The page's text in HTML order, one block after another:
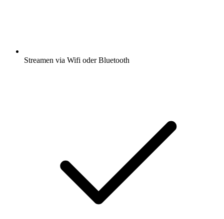
Streamen via Wifi oder Bluetooth